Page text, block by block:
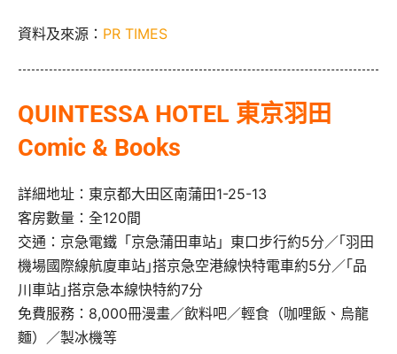
資料及來源： PR TIMES
QUINTESSA HOTEL 東京羽田
Comic & Books
詳細地址：東京都大田区南蒲田1-25-13
客房數量：全120間
交通：京急電鐵「京急蒲田車站」東口步行約5分／｢羽田
機場國際線航廈車站｣搭京急空港線快特電車約5分／｢品
川車站｣搭京急本線快特約7分
免費服務：8,000冊漫畫／飲料吧／輕食（咖哩飯、烏龍
麵） ／製冰機等